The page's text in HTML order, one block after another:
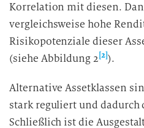
Korrelation mit diesen.
vergleichsweise hohe
Risikopotenziale dieser
(siehe Abbildung 2 [2]).
Alternative Assetklassen
stark reguliert und
Schließlich ist die